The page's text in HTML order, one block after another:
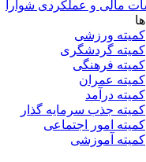
مالی و عملکردی شوارا
ورزشی
گردشگری
فرهنگی
عمران
درآمد
جذب سرمایه گذار
امور اجتماعی
آموزشی